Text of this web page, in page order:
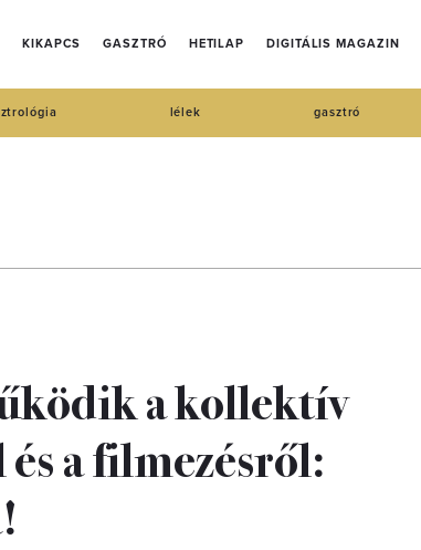
KIKAPCS GASZTRÓ HETILAP DIGITÁLIS MAGAZIN
lélek gasztró
a kollektív
a filmezésről: